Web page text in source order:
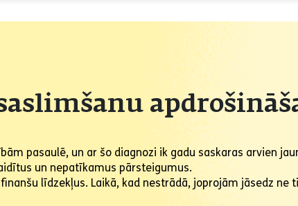
pasaulē, un ar šo diagnozi ik gadu saskaras arvien
un nepatīkamus pārsteigumus.
līdzekļus. Laikā, kad nestrādā, joprojām jāsedz